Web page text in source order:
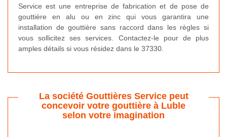
Service est une entreprise de fabrication et de pose de
gouttière en alu ou en zinc qui vous garantira une
installation de gouttière sans raccord dans les règles si
vous sollicitez ses services. Contactez-le pour de plus
amples détails si vous résidez dans le 37330.
La société Gouttières Service peut
concevoir votre gouttière à Luble
selon votre imagination